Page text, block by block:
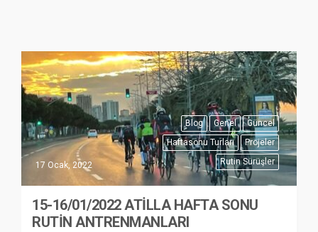
Blog Genel
Güncel
Haftasonu Turları
Projeler
Rutin Sürüşler
17 Ocak, 2022
15-16/01/2022 ATİLLA HAFTA SONU
RUTİN ANTRENMANLARI